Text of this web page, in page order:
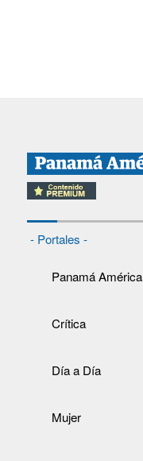
- Portales -
Panamá América
Crítica
Día a Día
Mujer